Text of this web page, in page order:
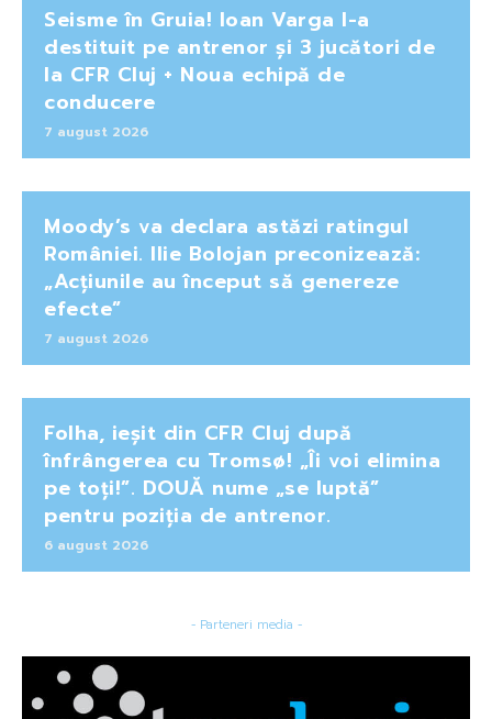
Seisme în Gruia! Ioan Varga l-a
destituit pe antrenor și 3 jucători de
la CFR Cluj + Noua echipă de
conducere
7 august 2026
Moody’s va declara astăzi ratingul
României. Ilie Bolojan preconizează:
„Acțiunile au început să genereze
efecte”
7 august 2026
Folha, ieșit din CFR Cluj după
înfrângerea cu Tromsø! „Îi voi elimina
pe toți!”. DOUĂ nume „se luptă”
pentru poziția de antrenor.
6 august 2026
- Parteneri media -